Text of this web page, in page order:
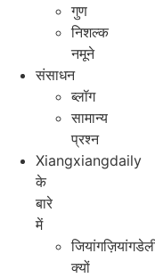
गुण
निशल्क
नमूने
संसाधन
ब्लॉग
सामान्य
प्रश्न
Xiangxiangdaily
के
बारे
में
क्यों